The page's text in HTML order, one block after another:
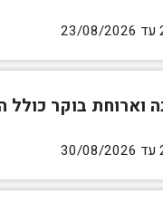
וארוחת בוקר כולל